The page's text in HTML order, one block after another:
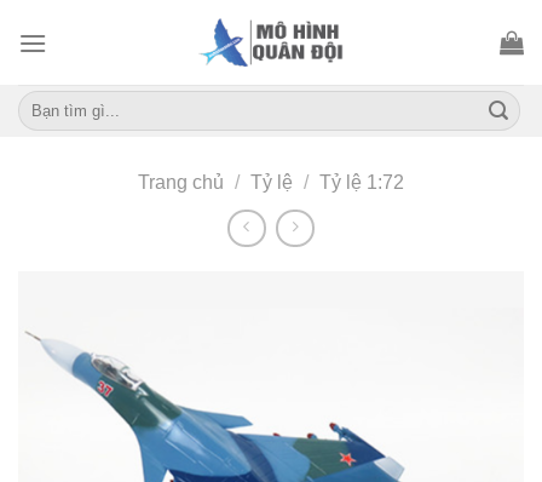
Tìm
kiếm:
Trang chủ / Tỷ lệ / Tỷ lệ 1:72